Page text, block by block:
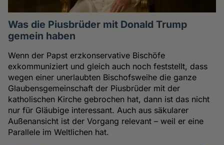
Was die Piusbrüder mit Donald Trump
gemein haben
Wenn der Papst erzkonservative Bischöfe
exkommuniziert und gleich auch noch feststellt, dass
wegen einer unerlaubten Bischofsweihe die ganze
Glaubensgemeinschaft der Piusbrüder mit der
katholischen Kirche gebrochen hat, dann ist das nicht
nur für Gläubige interessant. Auch aus säkularer
Außenansicht ist der Vorgang relevant – weil er eine
Parallele im Weltlichen hat.